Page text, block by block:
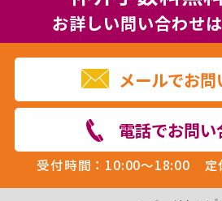
お詳しい問い合わせは
メールでお
電話でお問い
受付時間：10:00～18:00